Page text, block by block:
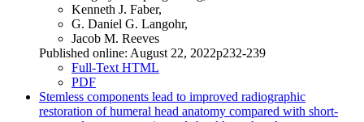
Kenneth J. Faber,
G. Daniel G. Langohr,
Jacob M. Reeves
Published online: August 22, 2022p232-239
Full-Text HTML
PDF
Stemless components lead to improved radiographic
restoration of humeral head anatomy compared with short-